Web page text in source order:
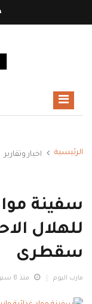
الرئيسية اخبار وتقارير
سفينة
للهلال
سقطرى
مارب اليوم منذ 8 سنوات